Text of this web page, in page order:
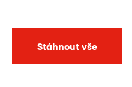
Stáhnout vše